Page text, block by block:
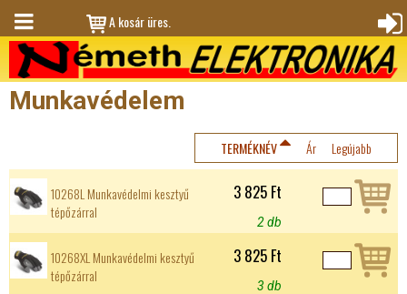
A kosár üres.
Bejele
ntkez
Munkavédelem
TERMÉKNÉV Ár Legújabb
10268L Munkavédelmi kesztyű
tépőzárral
3 825 Ft
2 db
10268XL Munkavédelmi kesztyű
tépőzárral
3 825 Ft
3 db
M
en
ü